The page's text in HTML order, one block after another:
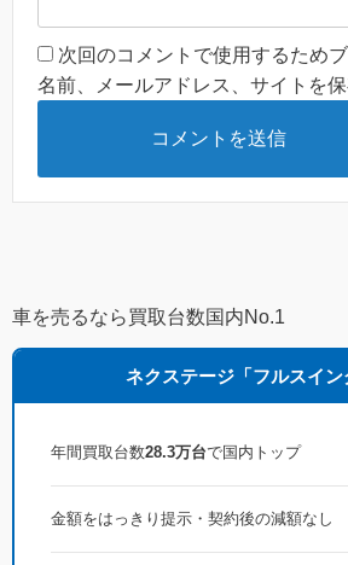
次回のコメントで使用するため
名前、メールアドレス、サイトを保
車を売るなら買取台数国内No.1
ネクステージ「フルスイン
年間買取台数28.3万台で国内トップ
金額をはっきり提示・契約後の減額なし